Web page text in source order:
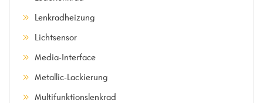
Lenkradheizung
Lichtsensor
Media-Interface
Metallic-Lackierung
Multifunktionslenkrad